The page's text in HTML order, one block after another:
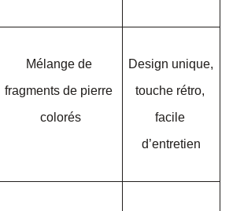
Mélange de
fragments de pierre
colorés
Design unique,
touche rétro,
facile
d’entretien